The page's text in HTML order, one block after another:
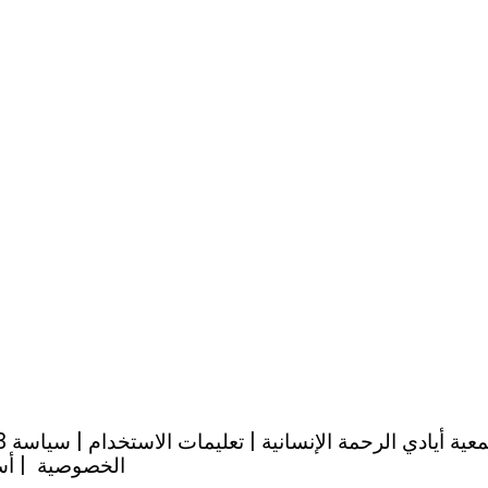
جمعية أيادي الرحمة الإنسانية | تعليمات الاستخدام
سياسة
الخصوصية